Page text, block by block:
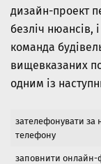
дизайн-проект
безліч
команда
вищевказаних
одним із
зателефонувати за
телефону
заповнити